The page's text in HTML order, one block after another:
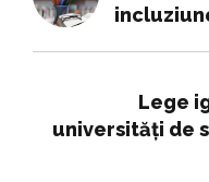
Lege
universități de